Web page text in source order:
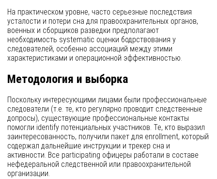
На практическом уровне, часто серьезные последствия
усталости и потери сна для правоохранительных органов,
военных и сборщиков разведки предполагают
необходимость systematic оценки бодрствования у
следователей, особенно ассоциаций между этими
характеристиками и операционной эффективностью.
Методология и выборка
Поскольку интересующими лицами были профессиональные
следователи (т.е. те, кто регулярно проводит следственные
допросы), существующие профессиональные контакты
помогли identify потенциальных участников. Те, кто выразил
заинтересованность, получили пакет для enrollment, который
содержал дальнейшие инструкции и трекер сна и
активности. Все participating офицеры работали в составе
нефедеральной следственной или правоохранительной
организации.